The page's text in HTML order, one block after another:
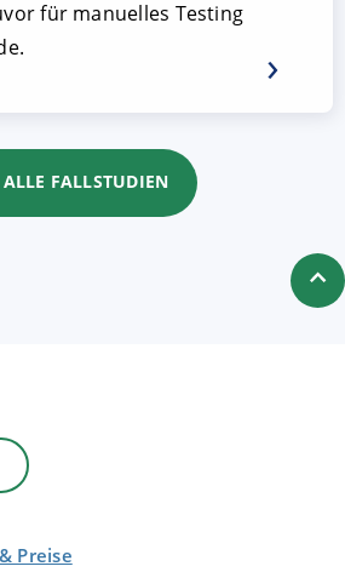
für manuelles Testing
ALLE FALLSTUDIEN
Preise